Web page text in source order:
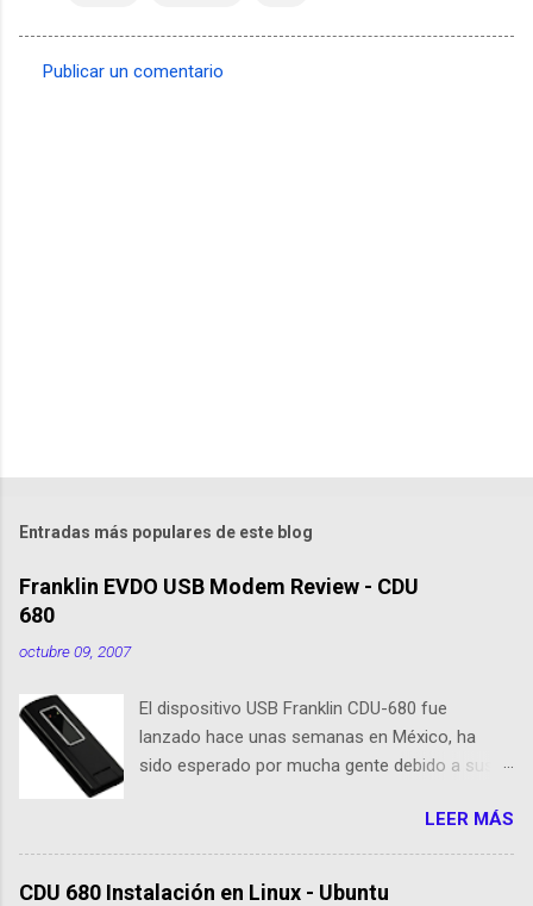
Publicar un comentario
Entradas más populares de este blog
Franklin EVDO USB Modem Review - CDU
680
octubre 09, 2007
El dispositivo USB Franklin CDU-680 fue
lanzado hace unas semanas en México, ha
sido esperado por mucha gente debido a sus
tamaño es 1/3 parte de EvDO Modems como
Kyocera 650 o Audiovox 5740. En esta nueva
edición, Franklin ha agregado nuevas
LEER MÁS
CDU 680 Instalación en Linux - Ubuntu